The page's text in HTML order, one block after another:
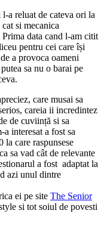
a reluat de cateva ori la
si mecanica
data cand l-am citit
pentru cei care își
a provoca oameni
sa nu o barai pe
care musai sa
careia ii incredintez
de cuviință si sa
interesat a fost sa
care raspunsese
sa vad cât de relevante
a fost adaptat la
azi unul dintre
ei pe site The Senior
si tot soiul de povesti